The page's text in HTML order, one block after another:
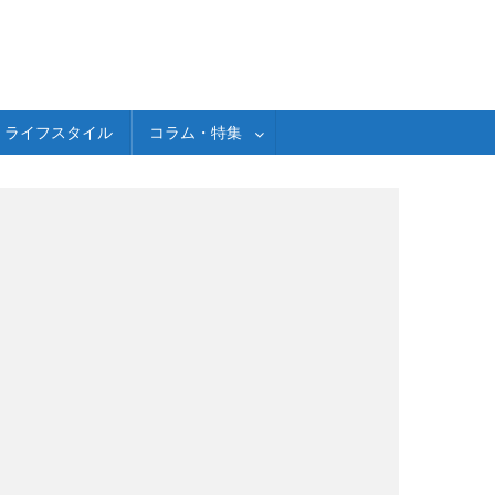
ライフスタイル コラム・特集